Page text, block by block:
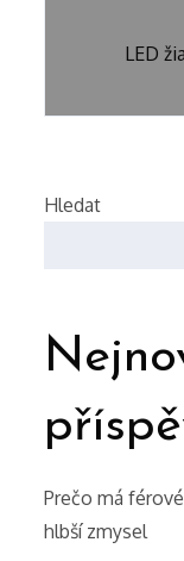
LED
Hledat
Prečo má
hlbší zmysel